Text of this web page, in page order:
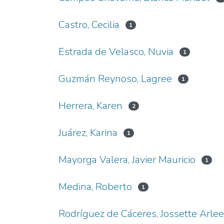
Castro, Cecilia 1
Estrada de Velasco, Nuvia 1
Guzmán Reynoso, Lagree 1
Herrera, Karen 2
Juárez, Karina 1
Mayorga Valera, Javier Mauricio 1
Medina, Roberto 1
Rodríguez de Cáceres, Jossette